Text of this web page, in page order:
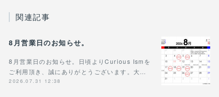
関連記事
8月営業日のお知らせ。
8月営業日のお知らせ。日頃よりCurious Ismを
ご利用頂き、誠にありがとうございます。大…
2026.07.31 12:38